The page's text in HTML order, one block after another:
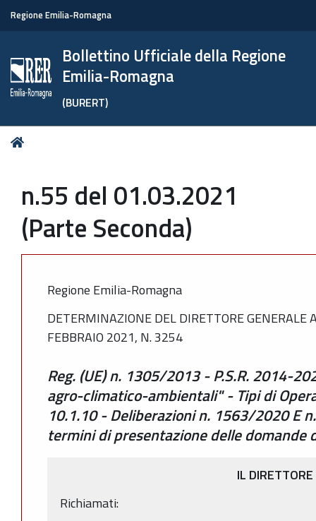
Regione Emilia-Romagna
Bollettino Ufficiale della Regione
Emilia-Romagna
(BURERT)
Tu
n.55 del 01.03.2021
(Parte Seconda)
Regione Emilia-Romagna
DETERMINAZIONE DEL DIRETTORE GENERALE
FEBBRAIO 2021, N. 3254
Reg. (UE) n. 1305/2013 - P.S.R. 2014-
agro-climatico-ambientali" - Tipi di
10.1.10 - Deliberazioni n. 1563/2020 E
termini di presentazione delle domande
IL DIRETTORE
Richiamati: